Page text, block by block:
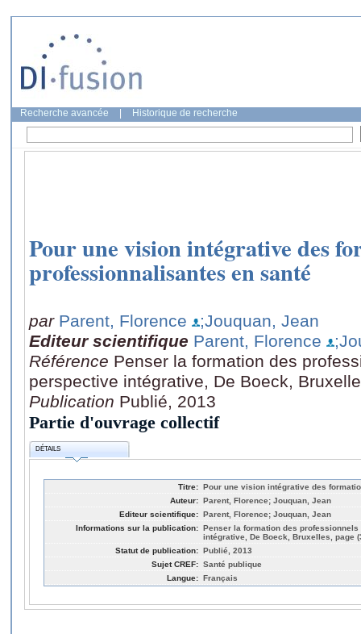
Recherche avancée Historique de recherche
Pour une vision intégrative des
professionnalisantes en santé
par Parent, Florence
;Jouquan, Jean
Editeur scientifique Parent, Florence
Référence Penser la formation des
perspective intégrative, De Boeck,
Publication Publié, 2013
Partie d'ouvrage collectif
DÉTAILS
Titre: Pour une vision intégrative des
Auteur: Parent, Florence; Jouquan, Jean
Editeur scientifique: Parent, Florence; Jouquan, Jean
Informations sur la publication: Penser la formation des
intégrative, De Boeck, Bruxelles, page
Statut de publication: Publié, 2013
Sujet CREF: Santé publique
Langue: Français